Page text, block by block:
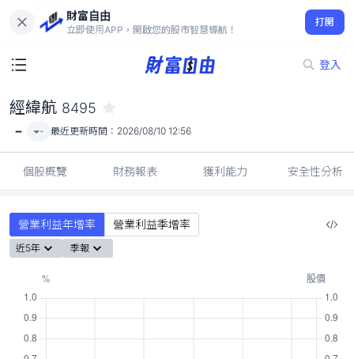
財富自由
立即使用APP，開啟您的股市智慧導航！
打開
登入
-
經緯航 8495
- - 最近更新時間： 2026/08/10 12:56
個股概覽 財務報表 獲利能力 安全性分析
營業利益年增率 營業利益季增率
近5年 季報